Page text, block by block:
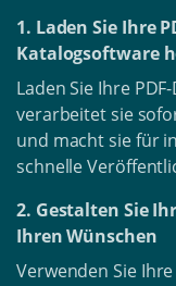
1. Laden Sie Ihre
Katalogsoftware
Laden Sie Ihre
verarbeitet sie
und macht sie für
schnelle
2. Gestalten Sie
Ihren Wünschen
Verwenden Sie